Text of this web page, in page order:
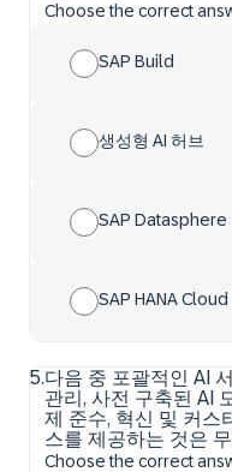
Choose the correct
SAP Build
생성형 AI 허브
SAP Datasphere
SAP HANA Cloud
5.다음 중 포괄적인 AI
관리, 사전 구축된 AI
제 준수, 혁신 및 커스
스를 제공하는 것은
Choose the correct